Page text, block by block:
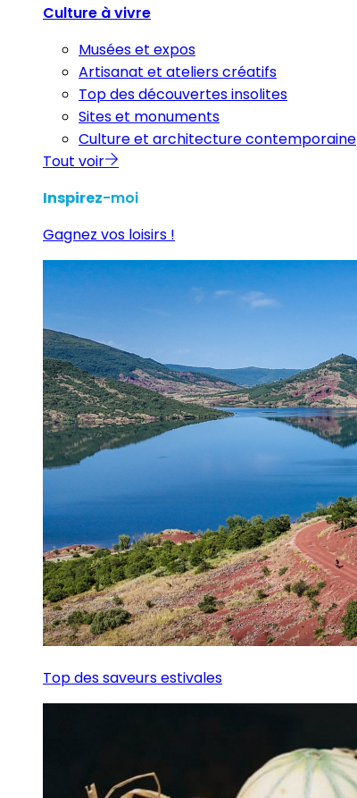
Culture à vivre
Musées et expos
Artisanat et ateliers créatifs
Top des découvertes insolites
Sites et monuments
Culture et architecture contemporaine
Tout voir
Inspirez-moi
Gagnez vos loisirs !
Top des saveurs estivales